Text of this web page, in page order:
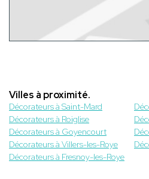
Villes à proximité.
Décorateurs à Saint-Mard
Décorateurs à Roiglise
Décorateurs à Goyencourt
Décorateurs à Villers-les-Roye
Décorateurs à Fresnoy-les-Roye